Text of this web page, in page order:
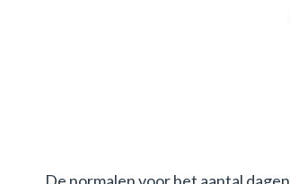
De normalen voor het aantal